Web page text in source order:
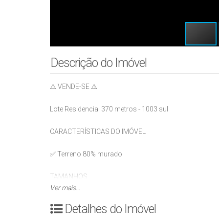
Descrição do Imóvel
⚠️ VENDE-SE ⚠️
Lote Residencial 370 metros - 1003 sul
CARACTERÍSTICAS DO IMÓVEL
✅ Terreno 80% murado
TAMANHOS
Ver mais...
Detalhes do Imóvel